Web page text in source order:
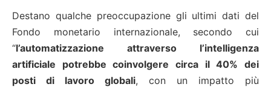
Destano qualche preoccupazione gli ultimi dati del
Fondo monetario internazionale, secondo cui
“l’automatizzazione attraverso l’intelligenza
artificiale potrebbe coinvolgere circa il 40% dei
posti di lavoro globali, con un impatto più